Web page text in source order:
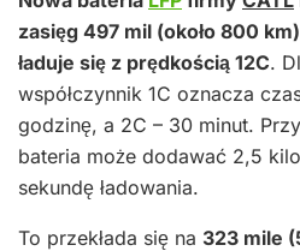
zasięg 497 mil (około 800
ładuje się z prędkością 12C.
współczynnik 1C oznacza
godzinę, a 2C – 30 minut.
bateria może dodawać 2,5
sekundę ładowania.
To przekłada się na 323 mile